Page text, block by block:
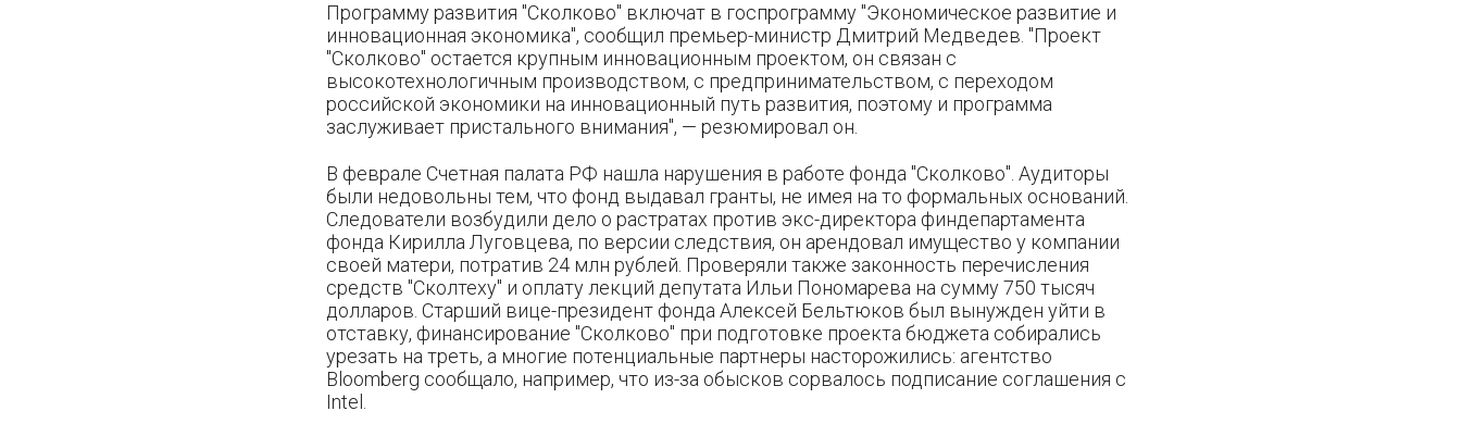
Программу развития "Сколково" включат в госпрограмму "Экономическое развитие и
инновационная экономика", сообщил премьер-министр Дмитрий Медведев. "Проект
"Сколково" остается крупным инновационным проектом, он связан с
высокотехнологичным производством, с предпринимательством, с переходом
российской экономики на инновационный путь развития, поэтому и программа
заслуживает пристального внимания", — резюмировал он.
В феврале Счетная палата РФ нашла нарушения в работе фонда "Сколково". Аудиторы
были недовольны тем, что фонд выдавал гранты, не имея на то формальных оснований.
Следователи возбудили дело о растратах против экс-директора финдепартамента
фонда Кирилла Луговцева, по версии следствия, он арендовал имущество у компании
своей матери, потратив 24 млн рублей. Проверяли также законность перечисления
средств "Сколтеху" и оплату лекций депутата Ильи Пономарева на сумму 750 тысяч
долларов. Старший вице-президент фонда Алексей Бельтюков был вынужден уйти в
отставку, финансирование "Сколково" при подготовке проекта бюджета собирались
урезать на треть, а многие потенциальные партнеры насторожились: агентство
Bloomberg сообщало, например, что из-за обысков сорвалось подписание соглашения с
Intel.